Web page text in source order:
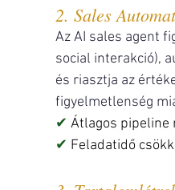
2. Sales
Az AI sales agent
social interakció),
és riasztja az
figyelmetlenség
✔ Átlagos pipeline
✔ Feladatidő